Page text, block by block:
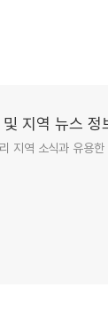
지역 뉴스 정
지역 소식과 유용한